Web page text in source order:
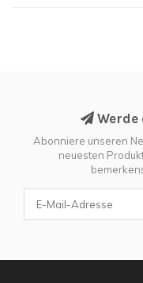
Werde
Abonniere unseren
neuesten